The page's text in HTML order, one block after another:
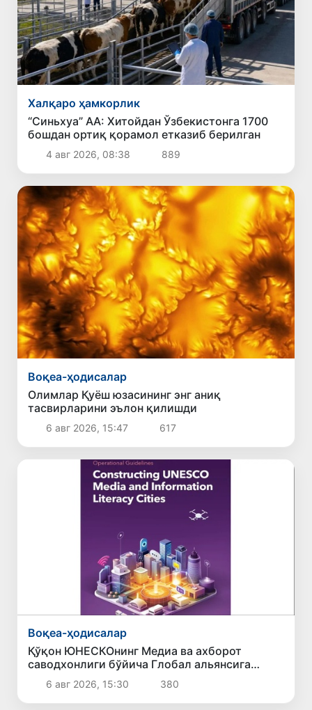
Халқаро ҳамкорлик
“Синьхуа” АА: Хитойдан Ўзбекистонга 1700
бошдан ортиқ қорамол етказиб берилган
4 авг 2026, 08:38 889
Воқеа-ҳодисалар
Олимлар Қуёш юзасининг энг аниқ
тасвирларини эълон қилишди
6 авг 2026, 15:47 617
Воқеа-ҳодисалар
Қўқон ЮНЕСКОнинг Медиа ва ахборот
саводхонлиги бўйича Глобал альянсига
қўшилди
6 авг 2026, 15:30 380